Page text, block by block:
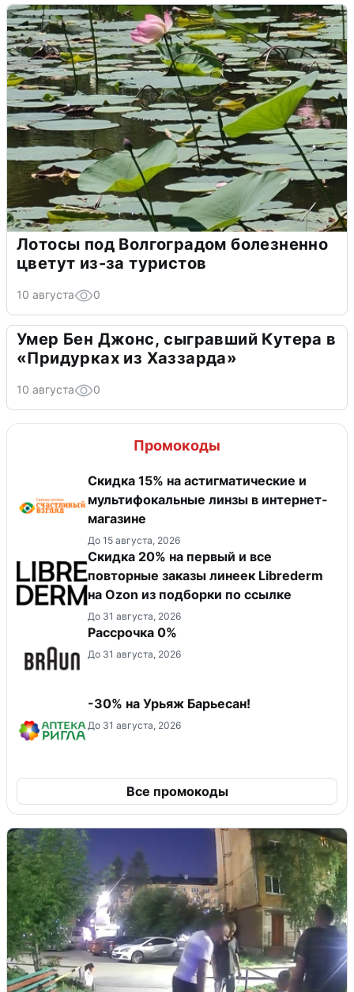
Лотосы под Волгоградом болезненно
цветут из-за туристов
10 августа 0
Умер Бен Джонс, сыгравший Кутера в
«Придурках из Хаззарда»
10 августа 0
Промокоды
Скидка 15% на астигматические и
мультифокальные линзы в интернет-
магазине
До 15 августа, 2026
Скидка 20% на первый и все
повторные заказы линеек Librederm
на Ozon из подборки по ссылке
До 31 августа, 2026
Рассрочка 0%
До 31 августа, 2026
-30% на Урьяж Барьесан!
До 31 августа, 2026
Все промокоды